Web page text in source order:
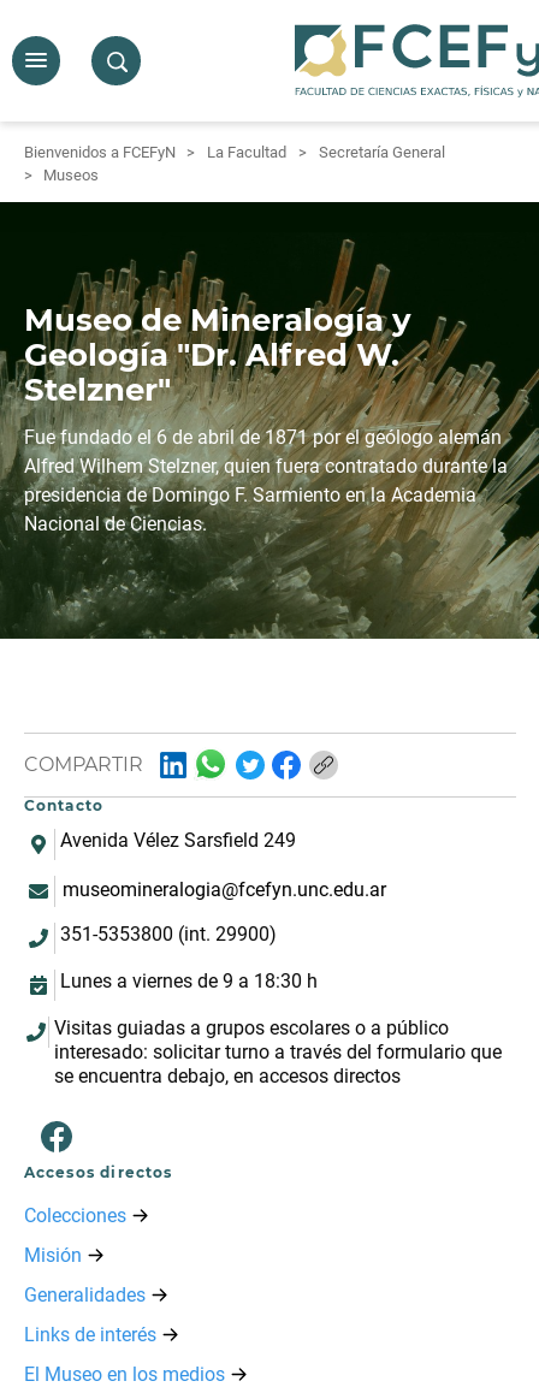
Bienvenidos a FCEFyN La Facultad
Secretaría General
Museos
Museo de Mineralogía y
Geología "Dr. Alfred W.
Stelzner"
Fue fundado el 6 de abril de 1871 por el geólogo alemán
Alfred Wilhem Stelzner, quien fuera contratado durante la
presidencia de Domingo F. Sarmiento en la Academia
Nacional de Ciencias.
COMPARTIR
Contacto
Avenida Vélez Sarsfield 249
museomineralogia@fcefyn.unc.edu.ar
351-5353800 (int. 29900)
Lunes a viernes de 9 a 18:30 h
Visitas guiadas a grupos escolares o a público
interesado: solicitar turno a través del formulario que
se encuentra debajo, en accesos directos
Accesos directos
Colecciones
Misión
Generalidades
Links de interés
El Museo en los medios